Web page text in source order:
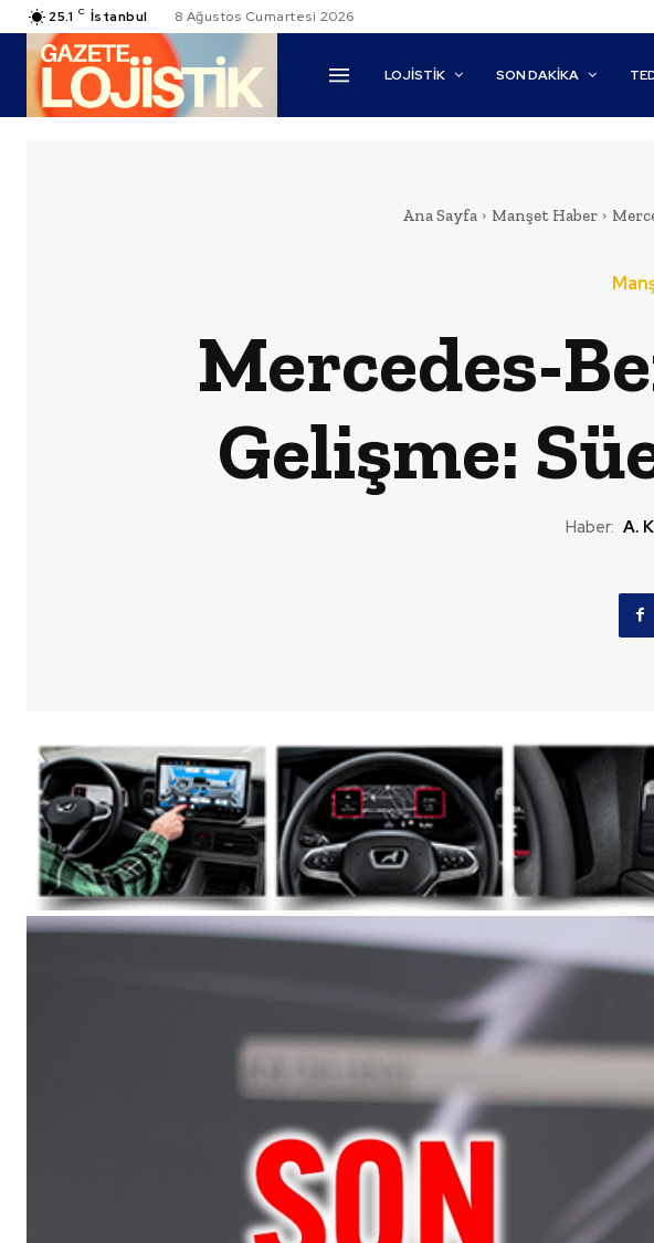
25.1 C İstanbul 8 Ağustos Cumartesi 2026
LOJİSTİK SON DAKİKA
Ana Sayfa Manşet Haber
Mercedes-
Gelişme:
Haber: A.